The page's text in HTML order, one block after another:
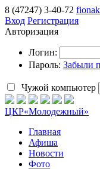
8 (47247) 3-40-72
Вход Регистрация
Авторизация
Логин:
Пароль: Забыли
Чужой компьютер
ЦКР«Молодежный»
Главная
Афиша
Новости
Фото